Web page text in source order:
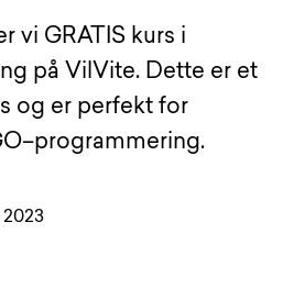
vi GRATIS kurs i
på VilVite. Dette er et
og er perfekt for
2023